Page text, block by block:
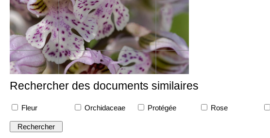
Rechercher des documents similaires
Fleur Orchidaceae Protégée Rose